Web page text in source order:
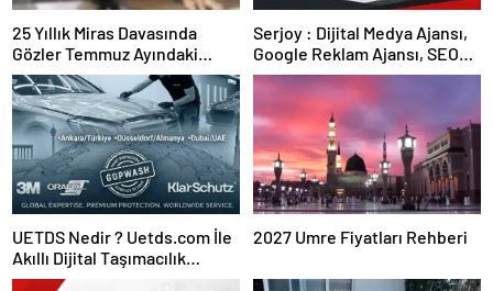
25 Yıllık Miras Davasında
Gözler Temmuz Ayındaki
Karar Duruşmasına Çevrildi
Serjoy : Dijital Medya Ajansı,
Google Reklam Ajansı, SEO
Ajansı ve Web Tasarım Ajansı
UETDS Nedir ? Uetds.com İle
Akıllı Dijital Taşımacılık
Yazılımı
2027 Umre Fiyatları Rehberi